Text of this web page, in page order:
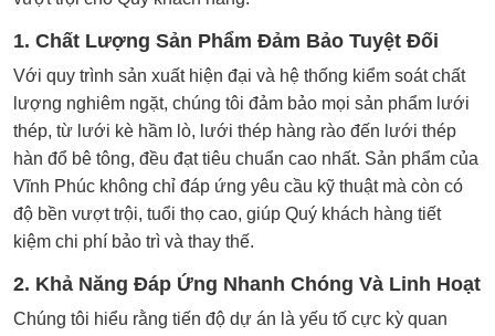
1. Chất Lượng Sản Phẩm Đảm Bảo Tuyệt Đối
Với quy trình sản xuất hiện đại và hệ thống kiểm soát chất
lượng nghiêm ngặt, chúng tôi đảm bảo mọi sản phẩm lưới
thép, từ lưới kè hầm lò, lưới thép hàng rào đến lưới thép
hàn đổ bê tông, đều đạt tiêu chuẩn cao nhất. Sản phẩm của
Vĩnh Phúc không chỉ đáp ứng yêu cầu kỹ thuật mà còn có
độ bền vượt trội, tuổi thọ cao, giúp Quý khách hàng tiết
kiệm chi phí bảo trì và thay thế.
2. Khả Năng Đáp Ứng Nhanh Chóng Và Linh Hoạt
Chúng tôi hiểu rằng tiến độ dự án là yếu tố cực kỳ quan